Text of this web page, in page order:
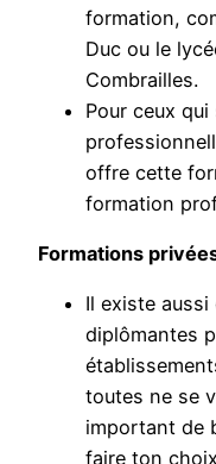
formation,
Duc ou le
Combrailles.
Pour ceux
offre cette
formation
Formations
Il existe
diplômantes
toutes ne se
important de
faire ton